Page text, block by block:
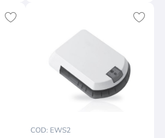
COD: EWS2